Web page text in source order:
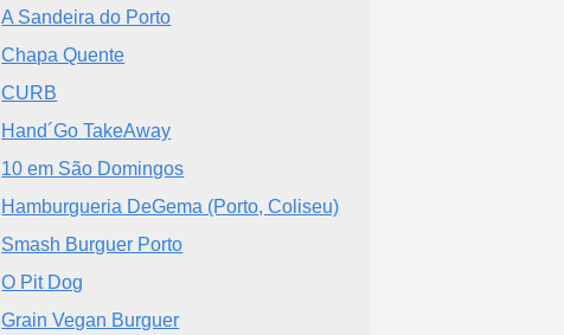
A Sandeira do Porto
Chapa Quente
CURB
Hand´Go TakeAway
10 em São Domingos
Hamburgueria DeGema (Porto, Coliseu)
Smash Burguer Porto
O Pit Dog
Grain Vegan Burguer